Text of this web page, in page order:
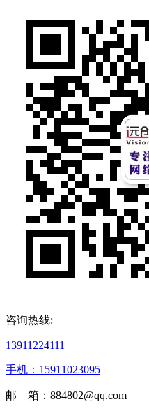
咨询热线:
13911224111
手机：15911023095
邮 箱：884802@qq.com